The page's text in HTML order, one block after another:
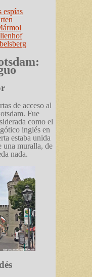
espías
de acceso al
Fue
como el
inglés en
estaba unida
una muralla, de
nada.